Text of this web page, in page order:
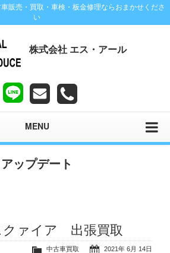
販売・買取・車検・板金修理ならおまかせくださ
い
株式会社 エス・アール
MENU
アップデート
ァイア 出張買取
2021年 6月 14日
中古車買取